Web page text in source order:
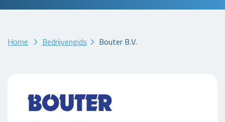
Home Bedrijvengids Bouter B.V.